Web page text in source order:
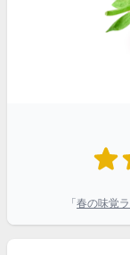
「 春の味覚